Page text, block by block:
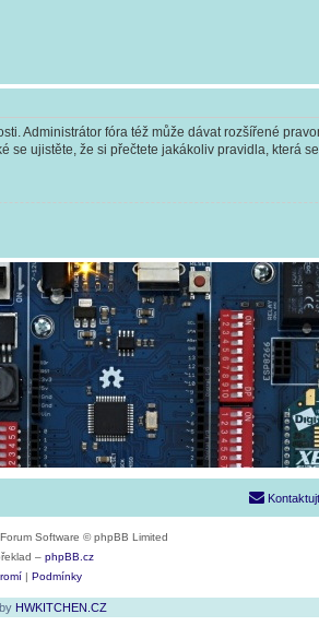
Administrátor fóra též může dávat rozšířené
se ujistěte, že si přečtete jakákoliv pravidla, která
Software © phpBB Limited
– phpBB.cz
| Podmínky
HWKITCHEN.CZ